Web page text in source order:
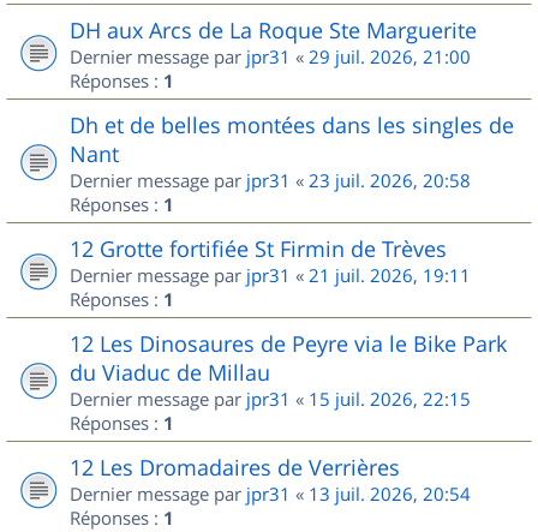
DH aux Arcs de La Roque Ste Marguerite
Dernier message par jpr31 « 29 juil. 2026, 21:00
Réponses : 1
Dh et de belles montées dans les singles de
Nant
Dernier message par jpr31 « 23 juil. 2026, 20:58
Réponses : 1
12 Grotte fortifiée St Firmin de Trèves
Dernier message par jpr31 « 21 juil. 2026, 19:11
Réponses : 1
12 Les Dinosaures de Peyre via le Bike Park
du Viaduc de Millau
Dernier message par jpr31 « 15 juil. 2026, 22:15
Réponses : 1
12 Les Dromadaires de Verrières
Dernier message par jpr31 « 13 juil. 2026, 20:54
Réponses : 1